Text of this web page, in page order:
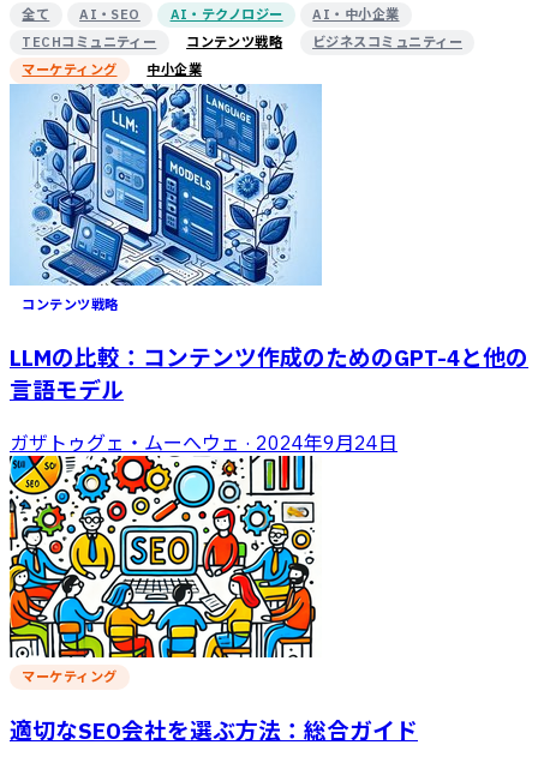
全て AI・SEO AI・テクノロジー
AI・中小企業
TECHコミュニティー
コンテンツ戦略
ビジネスコミュニティー
マーケティング
中小企業
コンテンツ戦略
LLMの比較：コンテンツ作成のためのGPT-4と他の
言語モデル
ガザトゥグェ・ムーへウェ · 2024年9月24日
マーケティング
適切なSEO会社を選ぶ方法：総合ガイド